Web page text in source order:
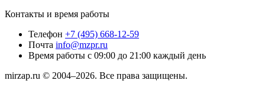
Контакты и время работы
Телефон +7 (495) 668-12-59
Почта info@mzpr.ru
Время работы с 09:00 до 21:00 каждый день
mirzap.ru © 2004–2026. Все права защищены.